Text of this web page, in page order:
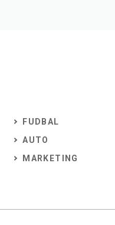
FUDBAL
AUTO
MARKETING